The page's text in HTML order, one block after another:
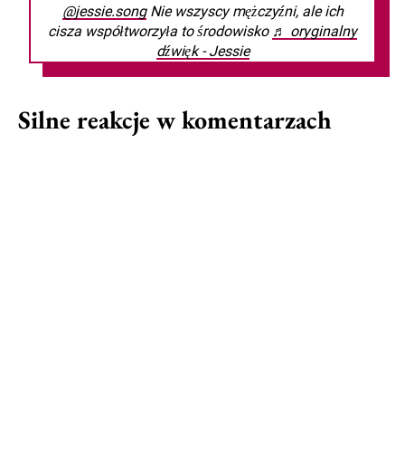
@jessie.songNie wszyscy mężczyźni, ale ich
cisza współtworzyła to środowisko ♬ oryginalny
dźwięk - Jessie
Silne reakcje w komentarzach